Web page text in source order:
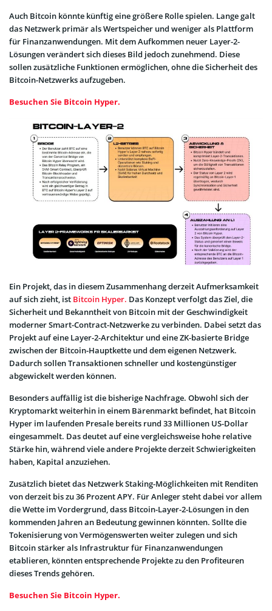
Auch Bitcoin könnte künftig eine größere Rolle spielen. Lange galt
das Netzwerk primär als Wertspeicher und weniger als Plattform
für Finanzanwendungen. Mit dem Aufkommen neuer Layer-2-
Lösungen verändert sich dieses Bild jedoch zunehmend. Diese
sollen zusätzliche Funktionen ermöglichen, ohne die Sicherheit des
Bitcoin-Netzwerks aufzugeben.
Besuchen Sie Bitcoin Hyper.
Ein Projekt, das in diesem Zusammenhang derzeit Aufmerksamkeit
auf sich zieht, ist Bitcoin Hyper. Das Konzept verfolgt das Ziel, die
Sicherheit und Bekanntheit von Bitcoin mit der Geschwindigkeit
moderner Smart-Contract-Netzwerke zu verbinden. Dabei setzt das
Projekt auf eine Layer-2-Architektur und eine ZK-basierte Bridge
zwischen der Bitcoin-Hauptkette und dem eigenen Netzwerk.
Dadurch sollen Transaktionen schneller und kostengünstiger
abgewickelt werden können.
Besonders auffällig ist die bisherige Nachfrage. Obwohl sich der
Kryptomarkt weiterhin in einem Bärenmarkt befindet, hat Bitcoin
Hyper im laufenden Presale bereits rund 33 Millionen US-Dollar
eingesammelt. Das deutet auf eine vergleichsweise hohe relative
Stärke hin, während viele andere Projekte derzeit Schwierigkeiten
haben, Kapital anzuziehen.
Zusätzlich bietet das Netzwerk Staking-Möglichkeiten mit Renditen
von derzeit bis zu 36 Prozent APY. Für Anleger steht dabei vor allem
die Wette im Vordergrund, dass Bitcoin-Layer-2-Lösungen in den
kommenden Jahren an Bedeutung gewinnen könnten. Sollte die
Tokenisierung von Vermögenswerten weiter zulegen und sich
Bitcoin stärker als Infrastruktur für Finanzanwendungen
etablieren, könnten entsprechende Projekte zu den Profiteuren
dieses Trends gehören.
Besuchen Sie Bitcoin Hyper.